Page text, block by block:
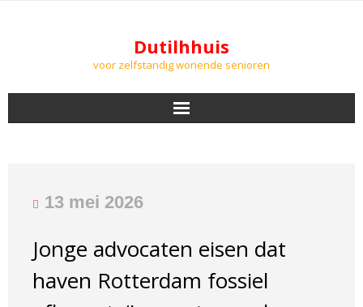
Dutilhhuis
voor zelfstandig wonende senioren
PODCASTS
13 mei 2026
Jonge advocaten eisen dat
haven Rotterdam fossiel